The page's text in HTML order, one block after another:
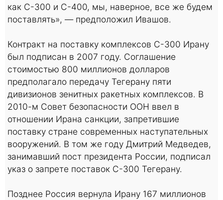
как С-300 и С-400, мы, наверное, все же будем
поставлять», — предположил Ивашов.
Контракт на поставку комплексов С-300 Ирану
был подписан в 2007 году. Соглашение
стоимостью 800 миллионов долларов
предполагало передачу Тегерану пяти
дивизионов зенитных ракетных комплексов. В
2010-м Совет безопасности ООН ввел в
отношении Ирана санкции, запретившие
поставку стране современных наступательных
вооружений. В том же году Дмитрий Медведев,
занимавший пост президента России, подписал
указ о запрете поставок С-300 Тегерану.
Позднее Россия вернула Ирану 167 миллионов